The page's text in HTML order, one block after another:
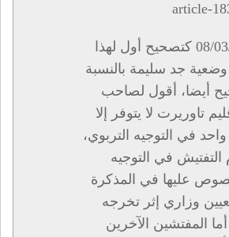
article-
بتاريخ 08/03/2009 كتصحيح أول لهذا
وضعية جد سليمة بالنسبة
أيضا، أقول لصاحب
تاوريرت لا يتوفر إلا
في التوجيه التربوي،
في التوجيه
عليها في المذكرة
تعيين وزاري إثر تخرجه
المفتشين الآخرين